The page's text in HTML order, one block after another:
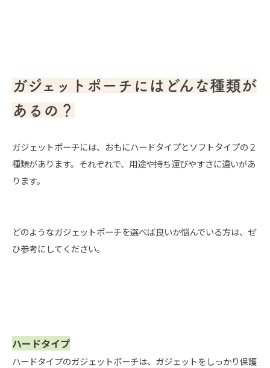
ガジェットポーチにはどんな種類が
あるの？
ガジェットポーチには、おもにハードタイプとソフトタイプの２
種類があります。それぞれで、用途や持ち運びやすさに違いがあ
ります。
どのようなガジェットポーチを選べば良いか悩んでいる方は、ぜ
ひ参考にしてください。
ハードタイプ
ハードタイプのガジェットポーチは、ガジェットをしっかり保護